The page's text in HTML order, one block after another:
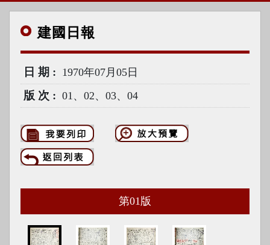
建國 日報
日期 1970年07月05日
版次 01、02、03、04
第01 版